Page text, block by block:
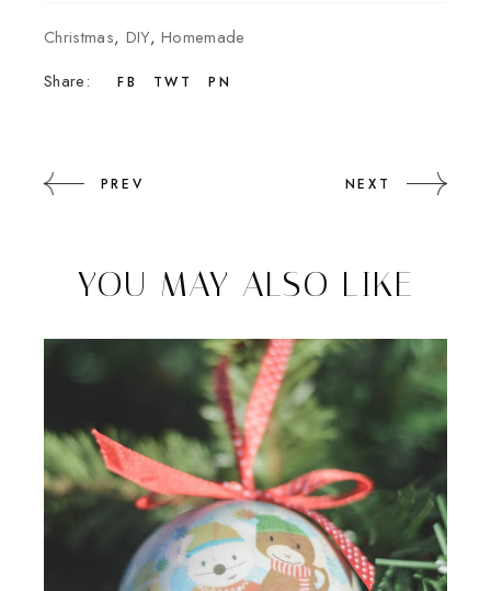
Christmas, DIY,Homemade
Share:
FB TWT PN
PREV NEXT
YOU MAY ALSO LIKE